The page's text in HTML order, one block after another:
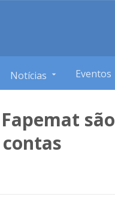
Notícias Eventos
são